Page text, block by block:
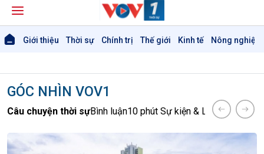
Giới thiệu Thời sự Chính trị Thế giới Kinh tế Nông nghiệp
GÓC NHÌN VOV1
Câu chuyện thời sựBình luận10 phút Sự kiện & Luận bàn